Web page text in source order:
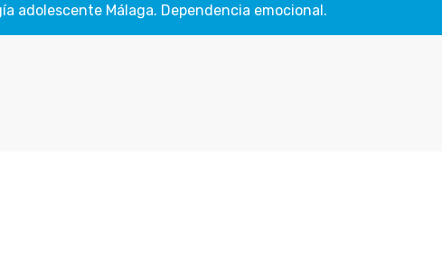
adolescente Málaga. Dependencia emocional.